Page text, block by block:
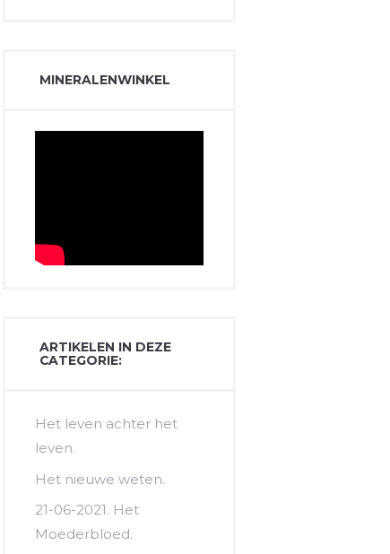
MINERALENWINKEL
ARTIKELEN IN DEZE
CATEGORIE:
Het leven achter het
leven.
Het nieuwe weten.
21-06-2021. Het
Moederbloed.